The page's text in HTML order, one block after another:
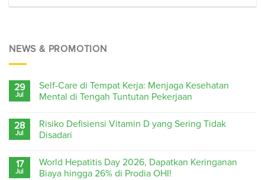
NEWS & PROMOTION
29
Jul
Self-Care di Tempat Kerja: Menjaga Kesehatan
Mental di Tengah Tuntutan Pekerjaan
28
Jul
Risiko Defisiensi Vitamin D yang Sering Tidak
Disadari
17
Jul
World Hepatitis Day 2026, Dapatkan Keringanan
Biaya hingga 26% di Prodia OHI!